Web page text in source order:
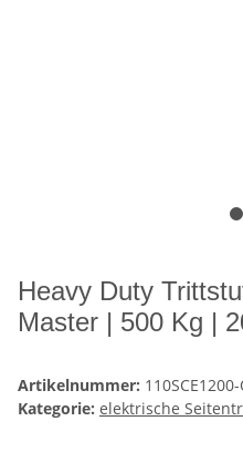
Heavy Duty
Master | 500 Kg |
Artikelnummer:
Kategorie: elektrische